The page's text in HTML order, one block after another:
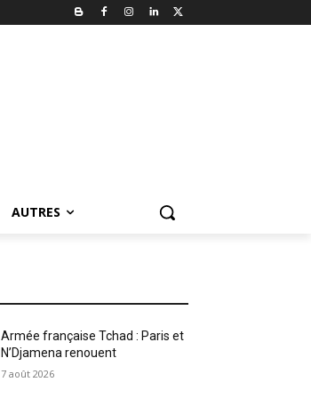
AUTRES
Armée française Tchad : Paris et
N’Djamena renouent
7 août 2026